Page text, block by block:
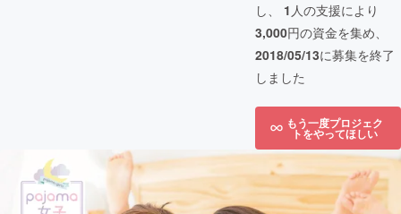
し、 1 人の支援により
3,000円の資金を集め、
2018/05/13に募集を終了
しました
もう一度プロジェク
トをやってほしい